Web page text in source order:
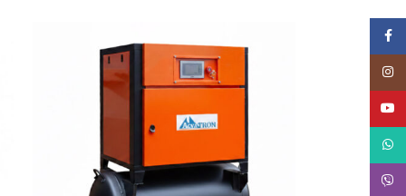
Viber